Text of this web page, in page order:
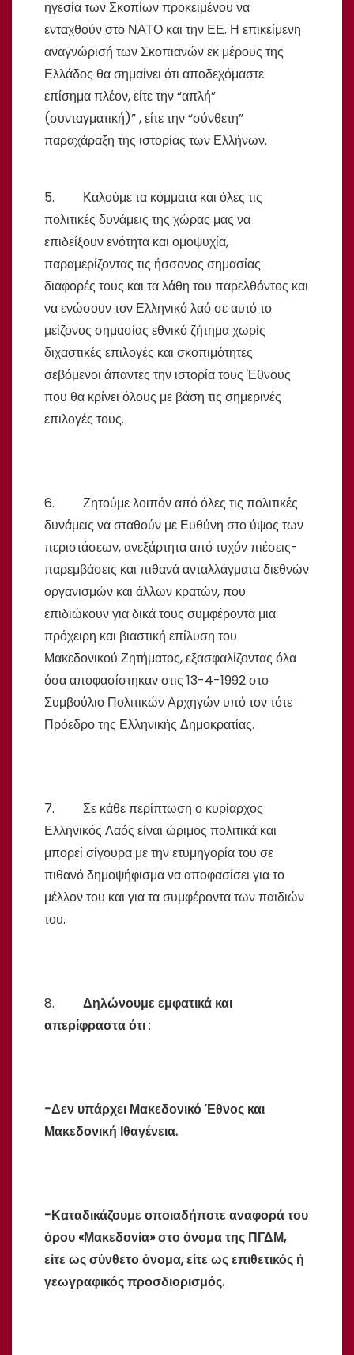
ηγεσία των Σκοπίων προκειμένου να
ενταχθούν στο ΝΑΤΟ και την ΕΕ. Η επικείμενη
αναγνώρισή των Σκοπιανών εκ μέρους της
Ελλάδος θα σημαίνει ότι αποδεχόμαστε
επίσημα πλέον, είτε την “απλή”
(συνταγματική)” , είτε την “σύνθετη”
παραχάραξη της ιστορίας των Ελλήνων.
5. Καλούμε τα κόμματα και όλες τις
πολιτικές δυνάμεις της χώρας μας να
επιδείξουν ενότητα και ομοψυχία,
παραμερίζοντας τις ήσσονος σημασίας
διαφορές τους και τα λάθη του παρελθόντος και
να ενώσουν τον Ελληνικό λαό σε αυτό το
μείζονος σημασίας εθνικό ζήτημα χωρίς
διχαστικές επιλογές και σκοπιμότητες
σεβόμενοι άπαντες την ιστορία τους Έθνους
που θα κρίνει όλους με βάση τις σημερινές
επιλογές τους.
6. Ζητούμε λοιπόν από όλες τις πολιτικές
δυνάμεις να σταθούν με Ευθύνη στο ύψος των
περιστάσεων, ανεξάρτητα από τυχόν πιέσεις-
παρεμβάσεις και πιθανά ανταλλάγματα διεθνών
οργανισμών και άλλων κρατών, που
επιδιώκουν για δικά τους συμφέροντα μια
πρόχειρη και βιαστική επίλυση του
Μακεδονικού Ζητήματος, εξασφαλίζοντας όλα
όσα αποφασίστηκαν στις 13-4-1992 στο
Συμβούλιο Πολιτικών Αρχηγών υπό τον τότε
Πρόεδρο της Ελληνικής Δημοκρατίας.
7. Σε κάθε περίπτωση ο κυρίαρχος
Ελληνικός Λαός είναι ώριμος πολιτικά και
μπορεί σίγουρα με την ετυμηγορία του σε
πιθανό δημοψήφισμα να αποφασίσει για το
μέλλον του και για τα συμφέροντα των παιδιών
του.
8. Δηλώνουμε εμφατικά και
απερίφραστα ότι:
-Δεν υπάρχει Μακεδονικό Έθνος και
Μακεδονική Ιθαγένεια.
-Καταδικάζουμε οποιαδήποτε αναφορά του
όρου «Μακεδονία» στο όνομα της ΠΓΔΜ,
είτε ως σύνθετο όνομα, είτε ως επιθετικός ή
γεωγραφικός προσδιορισμός.